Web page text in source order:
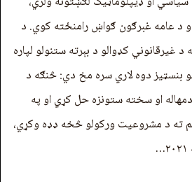
او د عامه غبرګون ګواښ رامنځته کوي. د
غیرقانوني کډوالو د بېرته ستنولو لپاره
بنسټیز دوه لاري سره مخ دي: څنګه د
او سخته ستونزه حل کړي او په
ته د مشروعیت ورکولو څخه ډډه وکړي،